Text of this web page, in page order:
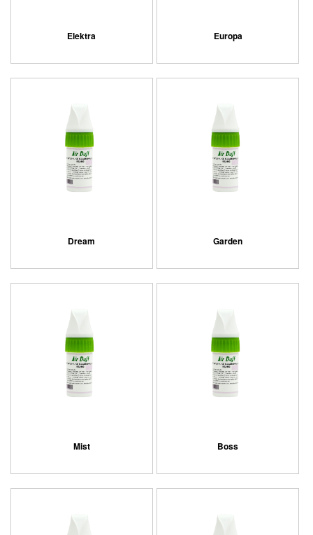
Elektra Europa
Dream Garden
Mist Boss